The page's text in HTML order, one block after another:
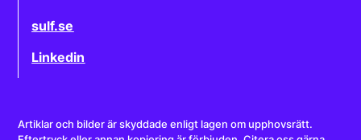
sulf.se
Linkedin
Artiklar och bilder är skyddade enligt lagen om upphovsrätt.